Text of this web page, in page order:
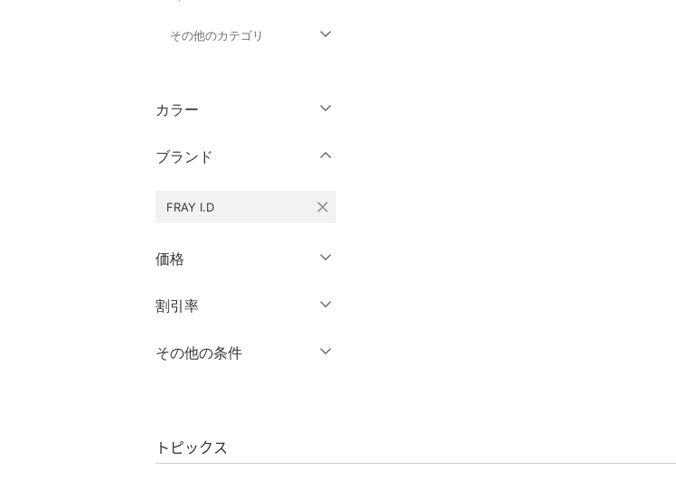
その他のカテゴリ
ワンピース・ドレス
スカート
オールインワン・オーバ
ーオール
バッグ
シューズ・靴
カラー
クリア
ブランド
FRAY I.D close
価格
絞り込み
割引率
％OFF～ ％OFF
その他の条件
クリア 絞り込み
トピックス